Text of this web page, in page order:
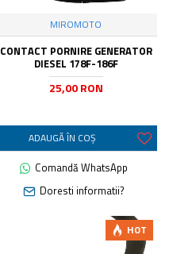
MIROMOTO
CONTACT PORNIRE GENERATOR
DIESEL 178F-186F
25,00 RON
ADAUGĂ ÎN COŞ
Comandă WhatsApp
Doresti informatii?
HOT